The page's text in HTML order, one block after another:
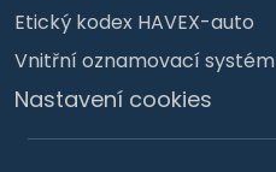
Etický kodex HAVEX-auto
Vnitřní oznamovací systém
Nastavení cookies